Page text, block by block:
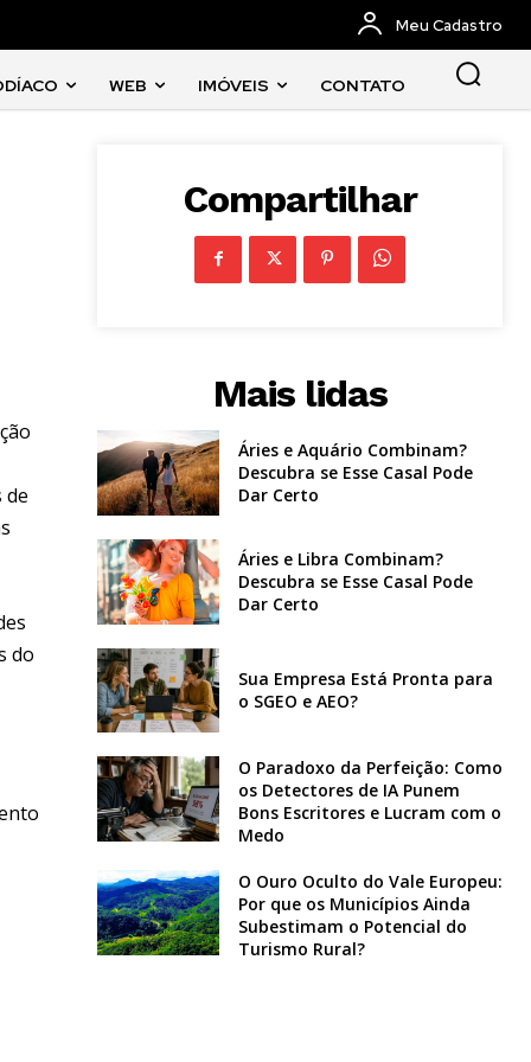
Meu Cadastro
WEB IMÓVEIS CONTATO
de
do
Compartilhar
Mais lidas
Áries e Aquário Combinam?
Descubra se Esse Casal Pode
Dar Certo
Áries e Libra Combinam?
Descubra se Esse Casal Pode
Dar Certo
Sua Empresa Está Pronta para
o SGEO e AEO?
O Paradoxo da Perfeição: Como
os Detectores de IA Punem
Bons Escritores e Lucram com o
Medo
O Ouro Oculto do Vale Europeu:
Por que os Municípios Ainda
Subestimam o Potencial do
Turismo Rural?